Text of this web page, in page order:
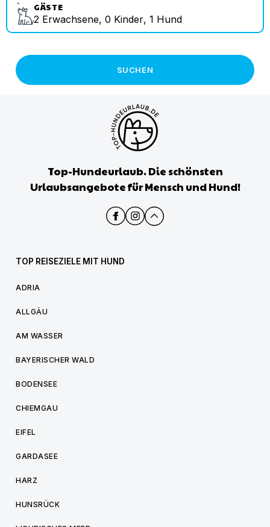
GÄSTE
2 Erwachsene, 0 Kinder, 1 Hund
SUCHEN
Top-Hundeurlaub. Die schönsten
Urlaubsangebote für Mensch und Hund!
TOP REISEZIELE MIT HUND
ADRIA
ALLGÄU
AM WASSER
BAYERISCHER WALD
BODENSEE
CHIEMGAU
EIFEL
GARDASEE
HARZ
HUNSRÜCK